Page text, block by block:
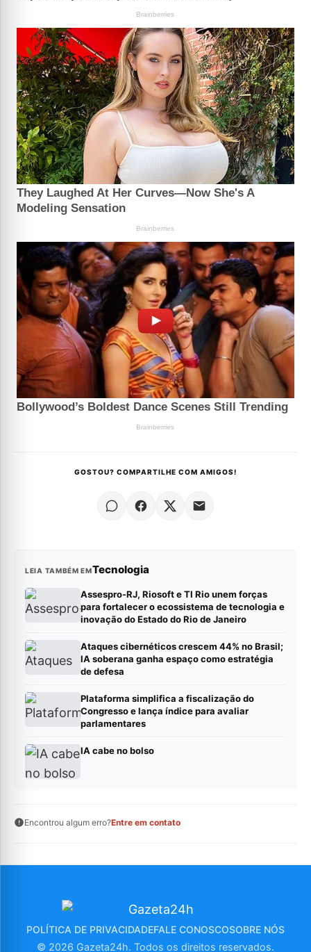
GOSTOU? COMPARTILHE COM AMIGOS!
LEIA TAMBÉM EMTecnologia
Assespro-RJ, Riosoft e TI Rio unem forças
para fortalecer o ecossistema de tecnologia e
inovação do Estado do Rio de Janeiro
Ataques cibernéticos crescem 44% no Brasil;
IA soberana ganha espaço como estratégia
de defesa
Plataforma simplifica a fiscalização do
Congresso e lança índice para avaliar
parlamentares
IA cabe no bolso
Encontrou algum erro?Entre em contato
POLÍTICA DE PRIVACIDADEFALE CONOSCOSOBRE NÓS
© 2026 Gazeta24h. Todos os direitos reservados.